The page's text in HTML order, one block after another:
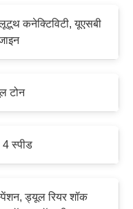
कनेक्टिविटी, यूएसबी
टोन
4 स्पीड
ड्यूल रियर शॉक